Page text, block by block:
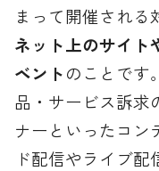
まって開催される
ネット上のサイト
ベントのことです
品・サービス訴求
ナーといったコン
ド配信やライブ配